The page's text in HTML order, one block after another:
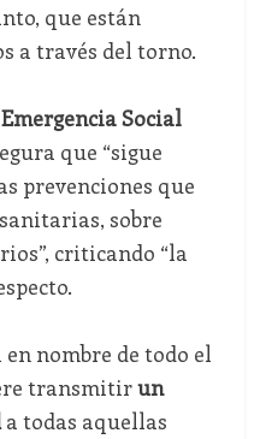
que están
a través del torno.
Social
que “sigue
prevenciones que
sobre
criticando “la
nombre de todo el
transmitirun
a todas aquellas